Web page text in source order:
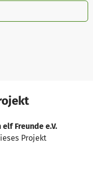
Freunde e.V.
Projekt